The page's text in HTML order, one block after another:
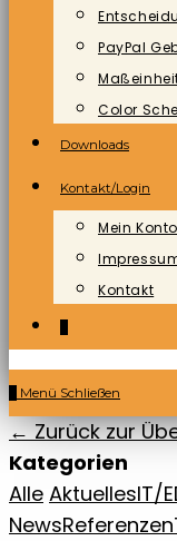
PayPal
Color
Downloads
Kontakt/Login
Mein
Kontakt
Menü Schließen
← Zurück zur
Kategorien
Alle AktuellesIT/
NewsReferenzen